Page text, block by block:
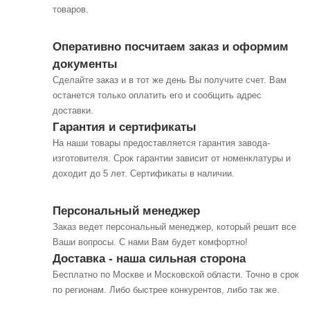
товаров.
Оперативно посчитаем заказ и оформим
документы
Сделайте заказ и в тот же день Вы получите счет. Вам
останется только оплатить его и сообщить адрес
доставки.
Гарантия и сертификаты
На наши товары предоставляется гарантия завода-
изготовителя. Срок гарантии зависит от номенклатуры и
доходит до 5 лет. Сертификаты в наличии.
Персональный менеджер
Заказ ведет персональный менеджер, который решит все
Ваши вопросы. С нами Вам будет комфортно!
Доставка - наша сильная сторона
Бесплатно по Москве и Московской области. Точно в срок
по регионам. Либо быстрее конкурентов, либо так же.